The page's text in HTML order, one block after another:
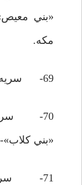
«بني
مکه.
69- سريه «خالد بن وليد» بر سر «بني جذيمه».
70-
«بني
71-